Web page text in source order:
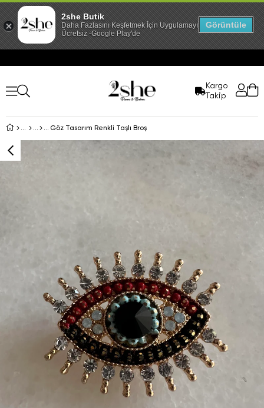
Kargo
Takip
Göz Tasarım Renkli Taşlı Broş
2she Butik
Daha Fazlasını Keşfetmek İçin Uygulamayı İndir!
Ücretsiz -Google Play'de
Görüntüle